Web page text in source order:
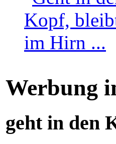
Werbung
geht in den